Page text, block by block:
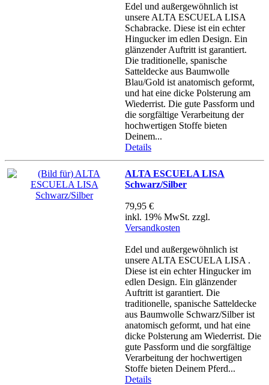
Edel und außergewöhnlich ist
unsere ALTA ESCUELA LISA
Schabracke. Diese ist ein echter
Hingucker im edlen Design. Ein
glänzender Auftritt ist garantiert.
Die traditionelle, spanische
Satteldecke aus Baumwolle
Blau/Gold ist anatomisch geformt,
und hat eine dicke Polsterung am
Wiederrist. Die gute Passform und
die sorgfältige Verarbeitung der
hochwertigen Stoffe bieten
Deinem...
Details
ALTA ESCUELA LISA
Schwarz/Silber
79,95 €
inkl. 19% MwSt. zzgl.
Versandkosten
Edel und außergewöhnlich ist
unsere ALTA ESCUELA LISA .
Diese ist ein echter Hingucker im
edlen Design. Ein glänzender
Auftritt ist garantiert. Die
traditionelle, spanische Satteldecke
aus Baumwolle Schwarz/Silber ist
anatomisch geformt, und hat eine
dicke Polsterung am Wiederrist. Die
gute Passform und die sorgfältige
Verarbeitung der hochwertigen
Stoffe bieten Deinem Pferd...
Details